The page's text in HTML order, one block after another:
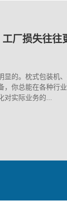
养厂损失往往
显的。枕式包装机
，你总能在各种行
实际业务的...
的隐形高手
养厂损失往往